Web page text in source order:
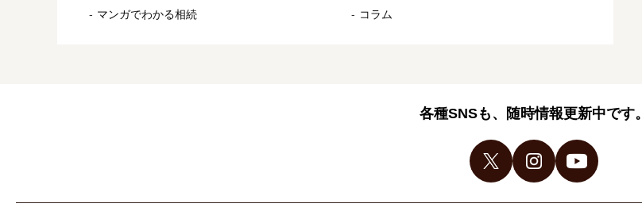
マンガでわかる相続
コラム
各種SNSも、随時情報更新中です。